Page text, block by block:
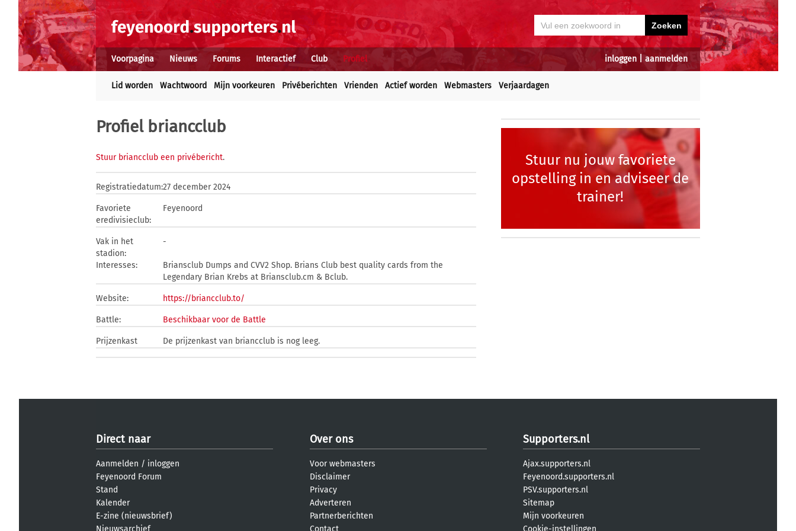
inloggen aanmelden
Voorpagina Nieuws Forums Interactief Club Profiel
Lid worden Wachtwoord Mijn voorkeuren Privéberichten Vrienden Actief worden Webmasters Verjaardagen
Profiel briancclub
Stuur briancclub een privébericht.
Registratiedatum:27 december 2024
Favoriete
eredivisieclub:
Feyenoord
Vak in het
stadion:
-
Interesses:
Briansclub Dumps and CVV2 Shop. Brians Club best quality cards from the
Legendary Brian Krebs at Briansclub.cm & Bclub.
Website: https://briancclub.to/
Battle: Beschikbaar voor de Battle
Prijzenkast De prijzenkast van briancclub is nog leeg.
Stuur nu jouw favoriete
opstelling in en adviseer de
trainer!
Direct naar
Aanmelden / inloggen
Feyenoord Forum
Stand
Kalender
E-zine (nieuwsbrief)
Nieuwsarchief
Over ons
Voor webmasters
Disclaimer
Privacy
Adverteren
Partnerberichten
Contact
Supporters.nl
Ajax.supporters.nl
Feyenoord.supporters.nl
PSV.supporters.nl
Sitemap
Mijn voorkeuren
Cookie-instellingen